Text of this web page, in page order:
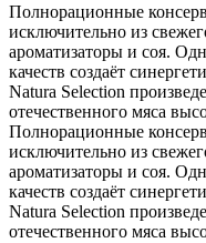
Полнорационные
исключительно из
ароматизаторы и соя.
качеств создаёт
Natura Selection
отечественного мяса
Полнорационные
исключительно из
ароматизаторы и соя.
качеств создаёт
Natura Selection
отечественного мяса